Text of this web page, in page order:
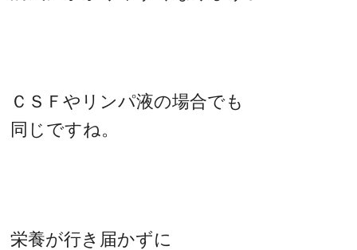
ＣＳＦやリンパ液の場合でも
同じですね。
栄養が行き届かずに